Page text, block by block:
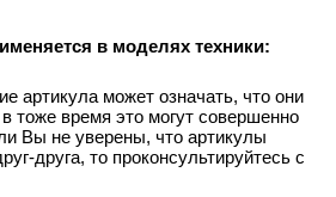
в моделях техники:
артикула может означать, что они
тоже время это могут совершенно
Вы не уверены, что артикулы
друга, то проконсультируйтесь с